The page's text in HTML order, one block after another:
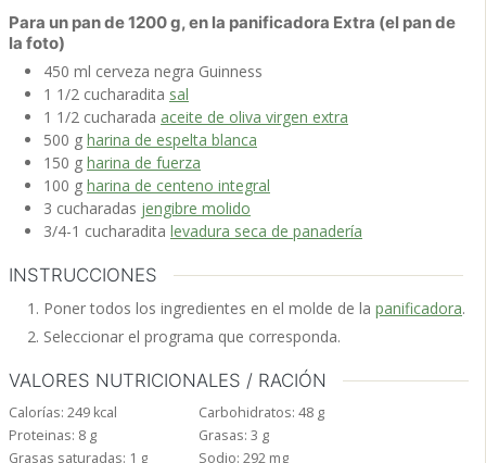
Para un pan de 1200 g, en la panificadora Extra (el pan de
la foto)
450 ml cerveza negra Guinness
1 1/2 cucharadita sal
1 1/2 cucharada aceite de oliva virgen extra
500 g harina de espelta blanca
150 g harina de fuerza
100 g harina de centeno integral
3 cucharadas jengibre molido
3/4-1 cucharadita levadura seca de panadería
INSTRUCCIONES
Poner todos los ingredientes en el molde de la panificadora.
Seleccionar el programa que corresponda.
VALORES NUTRICIONALES / RACIÓN
Calorías: 249 kcal Carbohidratos: 48 g
Proteinas: 8 g Grasas: 3 g
Grasas saturadas: 1 g Sodio: 292 mg